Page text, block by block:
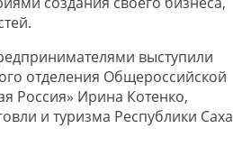
выступили
отделения Общероссийской
Россия» Ирина Котенко,
и туризма Республики Саха